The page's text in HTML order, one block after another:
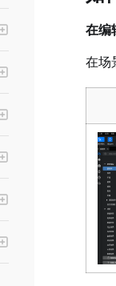
在编
在场